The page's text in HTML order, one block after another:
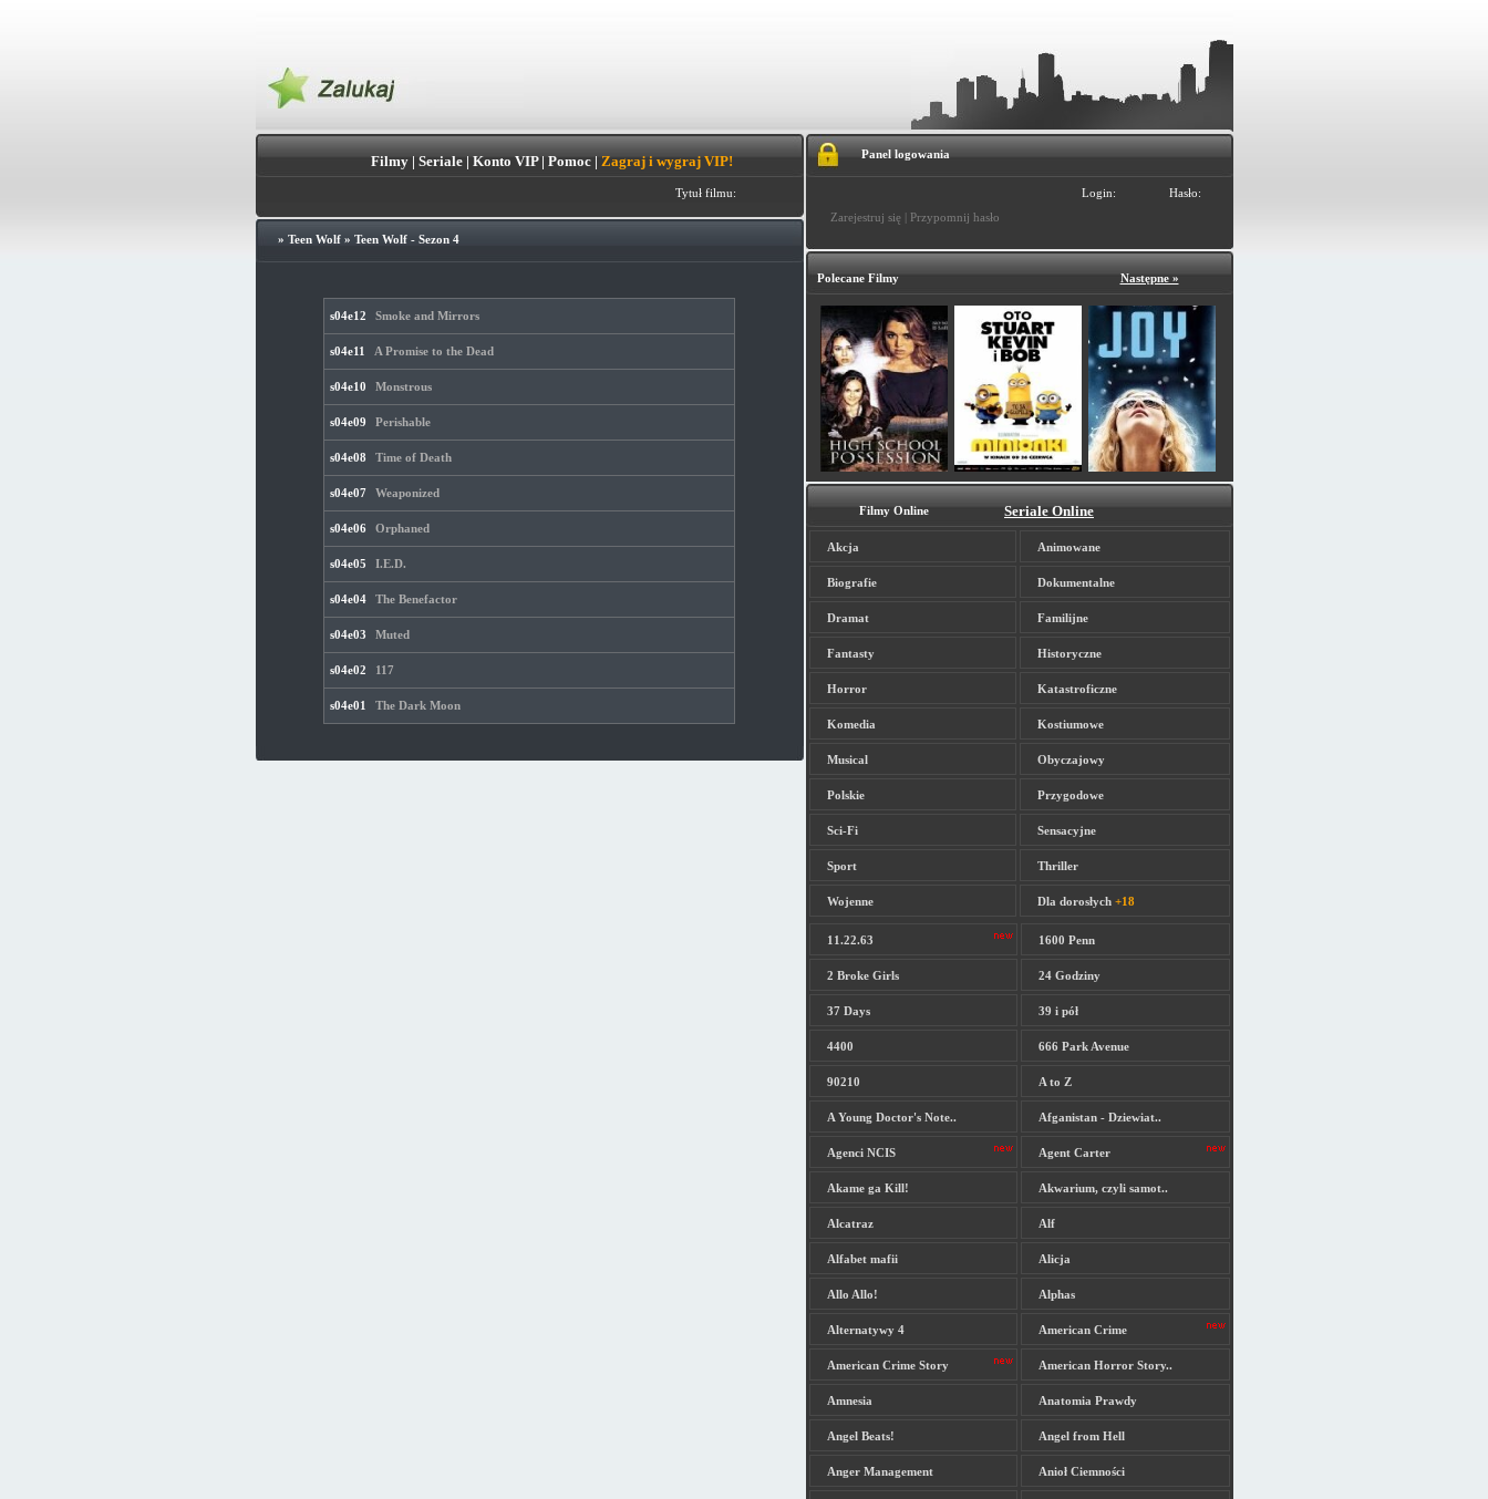
Filmy| Seriale| Konto VIP| Pomoc| Zagraj i wygraj VIP!
Tytuł filmu:
» Teen Wolf» Teen Wolf - Sezon 4
s04e12 Smoke and Mirrors
s04e11 A Promise to the Dead
s04e10 Monstrous
s04e09 Perishable
s04e08 Time of Death
s04e07 Weaponized
s04e06 Orphaned
s04e05 I.E.D.
s04e04 The Benefactor
s04e03 Muted
s04e02 117
s04e01 The Dark Moon
Panel logowania
Login:
Hasło:
Zarejestruj się | Przypomnij hasło
Polecane Filmy Następne »
Filmy Online Seriale Online
Akcja Animowane
Biografie Dokumentalne
Dramat Familijne
Fantasty Historyczne
Horror Katastroficzne
Komedia Kostiumowe
Musical Obyczajowy
Polskie Przygodowe
Sci-Fi Sensacyjne
Sport Thriller
Wojenne Dla dorosłych +18
11.22.63 1600 Penn
2 Broke Girls 24 Godziny
37 Days 39 i pół
4400 666 Park Avenue
90210 A to Z
A Young Doctor's Note.. Afganistan - Dziewiat..
Agenci NCIS Agent Carter
Akame ga Kill! Akwarium, czyli samot..
Alcatraz Alf
Alfabet mafii Alicja
Allo Allo! Alphas
Alternatywy 4 American Crime
American Crime Story American Horror Story..
Amnesia Anatomia Prawdy
Angel Beats! Angel from Hell
Anger Management Anioł Ciemności